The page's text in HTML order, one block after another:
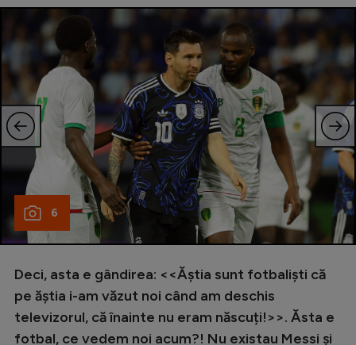
6
Deci, asta e gândirea: <<Ăștia sunt fotbaliști că
pe ăștia i-am văzut noi când am deschis
televizorul, că înainte nu eram născuți!>>. Ăsta e
fotbal, ce vedem noi acum?! Nu existau Messi și